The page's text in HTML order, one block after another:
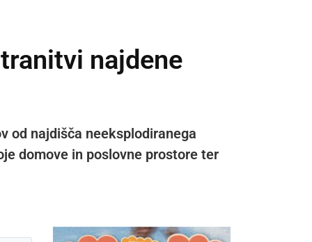
najdene
od najdišča neeksplodiranega
domove in poslovne prostore ter